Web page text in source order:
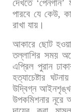
দেখতে‘পেনগান’
পারবে যে কেউ,
রাখা যায়।
আকারে ছোট
তল্লাশির সময়
এপ্রিল পুরান
হত্যাচেষ্টার ঘটনায়
উদ্বিগ্ন
উপকমিশনার নূরে